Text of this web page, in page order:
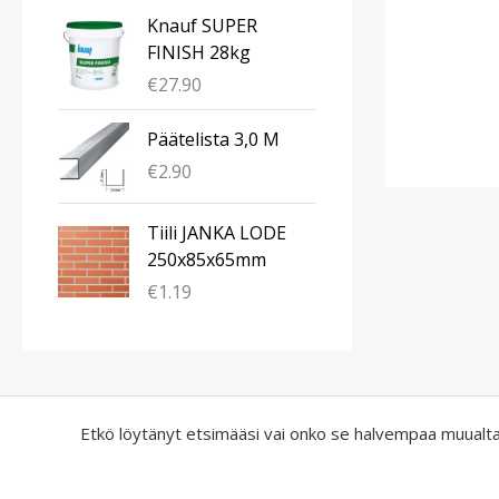
Knauf SUPER
FINISH 28kg
€27.90
Päätelista 3,0 M
€2.90
Tiili JANKA LODE
250x85x65mm
€1.19
Etkö löytänyt etsimääsi vai onko se halvempaa